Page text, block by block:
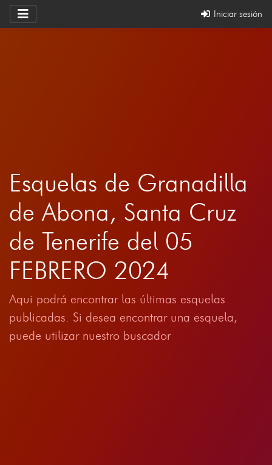
Iniciar sesión
Esquelas de Granadilla
de Abona, Santa Cruz
de Tenerife del 05
FEBRERO 2024
Aqui podrá encontrar las últimas esquelas
publicadas. Si desea encontrar una esquela,
puede utilizar nuestro buscador